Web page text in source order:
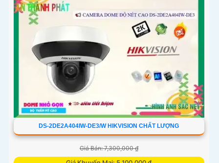
DS-2DE2A404IW-DE3/W HIKVISION CHẤT LƯỢNG
Giá Bán: 7,300,000 ₫